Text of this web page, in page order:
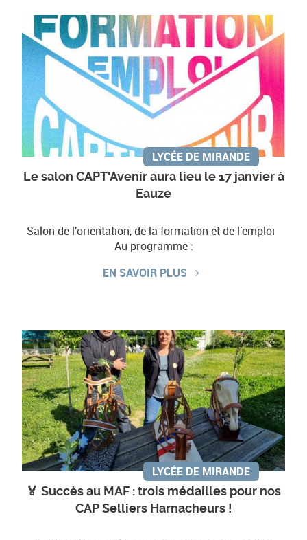
LYCÉE DE MIRANDE
Le salon CAPT'Avenir aura lieu le 17 janvier à
Eauze
Salon de l'orientation, de la formation et de l'emploi
Au programme :
EN SAVOIR PLUS
LYCÉE DE MIRANDE
🏅 Succès au MAF : trois médailles pour nos
CAP Selliers Harnacheurs !